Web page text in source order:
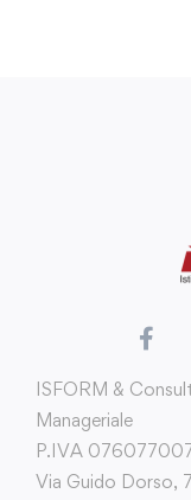
ISFORM &
Manageriale
P.IVA
Via Guido Dorso,